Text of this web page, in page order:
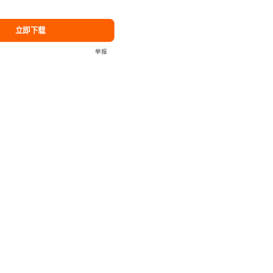
立即下载
举报